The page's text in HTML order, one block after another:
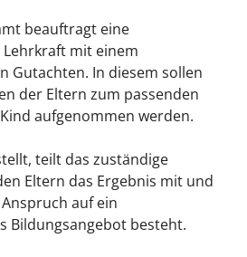
beauftragt eine
mit einem
Gutachten. In diesem sollen
der Eltern zum passenden
aufgenommen werden.
teilt das zuständige
Eltern das Ergebnis mit und
auf ein
Bildungsangebot besteht.